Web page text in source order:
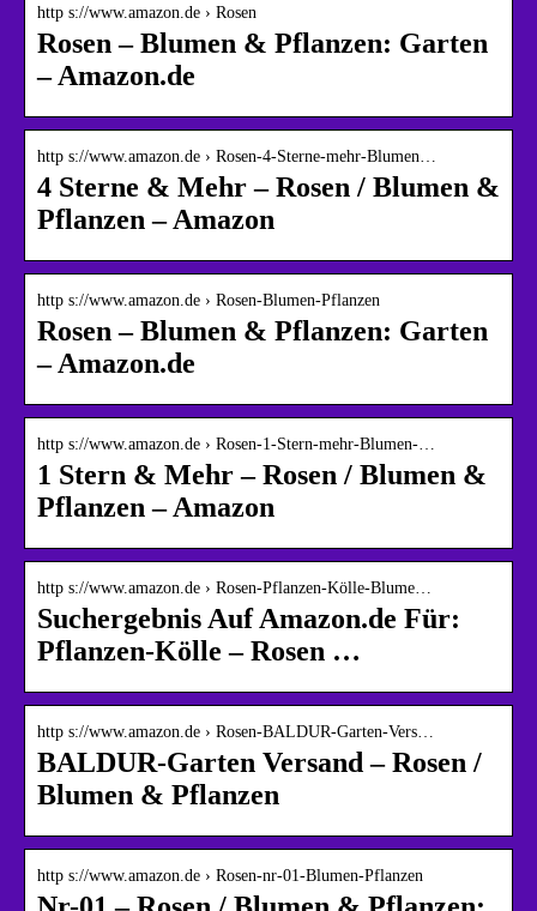
http s://www.amazon.de › Rosen
Rosen – Blumen & Pflanzen: Garten
– Amazon.de
http s://www.amazon.de › Rosen-4-Sterne-mehr-Blumen…
4 Sterne & Mehr – Rosen / Blumen &
Pflanzen – Amazon
http s://www.amazon.de › Rosen-Blumen-Pflanzen
Rosen – Blumen & Pflanzen: Garten
– Amazon.de
http s://www.amazon.de › Rosen-1-Stern-mehr-Blumen-…
1 Stern & Mehr – Rosen / Blumen &
Pflanzen – Amazon
http s://www.amazon.de › Rosen-Pflanzen-Kölle-Blume…
Suchergebnis Auf Amazon.de Für:
Pflanzen-Kölle – Rosen …
http s://www.amazon.de › Rosen-BALDUR-Garten-Vers…
BALDUR-Garten Versand – Rosen /
Blumen & Pflanzen
http s://www.amazon.de › Rosen-nr-01-Blumen-Pflanzen